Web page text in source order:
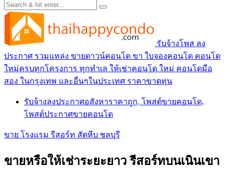
รับจ้างโพส ลง
ประกาศ รวมแหล่ง ขายดาวน์คอนโด ขา ใบจองคอนโด คอนโด
ใหม่ครบทุกโครงการ ทุกทำเล ให้เช่าคอนโด ใหม่ คอนโดมือ
สอง ในกรุงเทพ และอื่นๆในประเทศ ราคาขาดทุน
รับจ้างลงประกาศอสังหาราคาถูก, โพสต์ขายคอนโด,
โพสต์ประกาศขายคอนโด
ขาย โรงแรม รีสอร์ท สัตหีบ ชลบุรี
ขายหรือให้เช่าระยะยาว รีสอร์ทบนเนินเขา